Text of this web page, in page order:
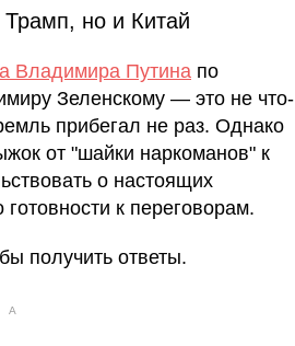
но и Китай
Владимира Путина по
Зеленскому — это не что-
прибегал не раз. Однако
от "шайки наркоманов" к
о настоящих
к переговорам.
получить ответы.